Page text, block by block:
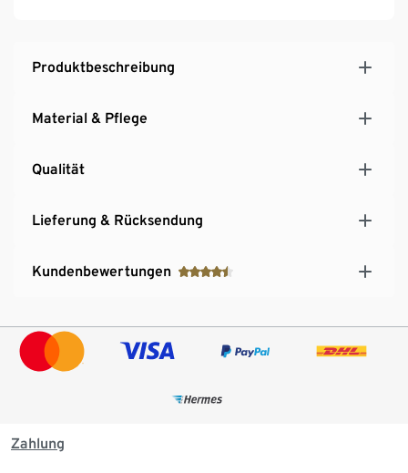
Produktbeschreibung
Material & Pflege
Qualität
Lieferung & Rücksendung
Kundenbewertungen
Zahlung